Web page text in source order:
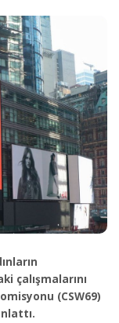
çalışmalarını
(CSW69)